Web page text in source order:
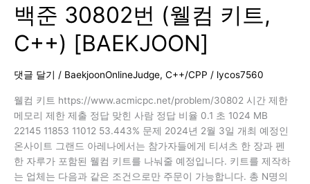
(과
일
탕
후
C++)
[BAEKJOON]
백준 30802번 (웰컴 키트,
C++) [BAEKJOON]
댓글 달기 / BaekjoonOnlineJudge, C++/CPP / lycos7560
웰컴 키트 https://www.acmicpc.net/problem/30802 시간 제한
메모리 제한 제출 정답 맞힌 사람 정답 비율 0.1 초 1024 MB
22145 11853 11012 53.443% 문제 2024년 2월 3일 개최 예정인
온사이트 그랜드 아레나에서는 참가자들에게 티셔츠 한 장과 펜
한 자루가 포함된 웰컴 키트를 나눠줄 예정입니다. 키트를 제작하
는 업체는 다음과 같은 조건으로만 주문이 가능합니다. 총 N명의